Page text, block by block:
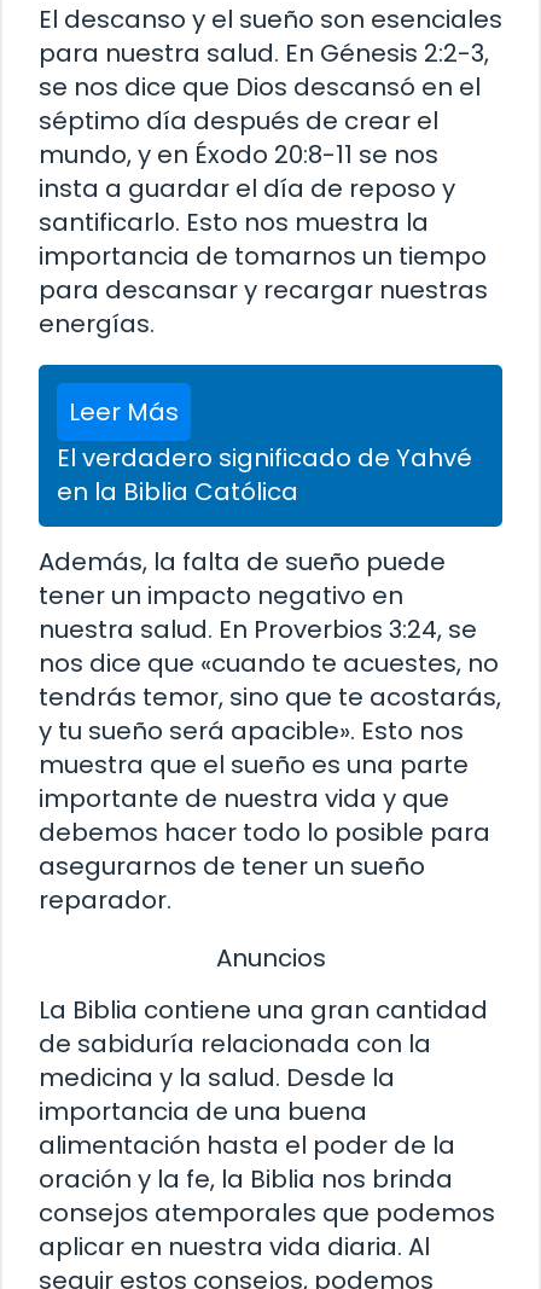
El descanso y el sueño son esenciales
para nuestra salud. En Génesis 2:2-3,
se nos dice que Dios descansó en el
séptimo día después de crear el
mundo, y en Éxodo 20:8-11 se nos
insta a guardar el día de reposo y
santificarlo. Esto nos muestra la
importancia de tomarnos un tiempo
para descansar y recargar nuestras
energías.
Leer Más
El verdadero significado de Yahvé
en la Biblia Católica
Además, la falta de sueño puede
tener un impacto negativo en
nuestra salud. En Proverbios 3:24, se
nos dice que «cuando te acuestes, no
tendrás temor, sino que te acostarás,
y tu sueño será apacible». Esto nos
muestra que el sueño es una parte
importante de nuestra vida y que
debemos hacer todo lo posible para
asegurarnos de tener un sueño
reparador.
Anuncios
La Biblia contiene una gran cantidad
de sabiduría relacionada con la
medicina y la salud. Desde la
importancia de una buena
alimentación hasta el poder de la
oración y la fe, la Biblia nos brinda
consejos atemporales que podemos
aplicar en nuestra vida diaria. Al
seguir estos consejos, podemos